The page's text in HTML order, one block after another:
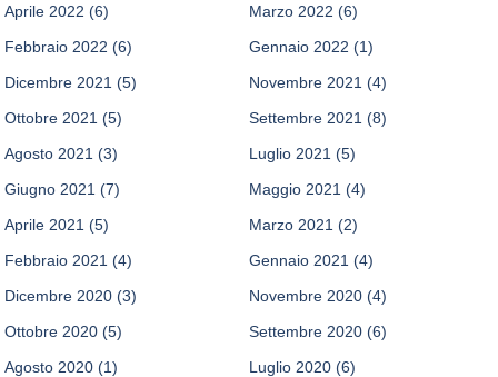
Aprile 2022 (6) Marzo 2022 (6)
Febbraio 2022 (6) Gennaio 2022 (1)
Dicembre 2021 (5) Novembre 2021 (4)
Ottobre 2021 (5) Settembre 2021 (8)
Agosto 2021 (3) Luglio 2021 (5)
Giugno 2021 (7) Maggio 2021 (4)
Aprile 2021 (5) Marzo 2021 (2)
Febbraio 2021 (4) Gennaio 2021 (4)
Dicembre 2020 (3) Novembre 2020 (4)
Ottobre 2020 (5) Settembre 2020 (6)
Agosto 2020 (1) Luglio 2020 (6)